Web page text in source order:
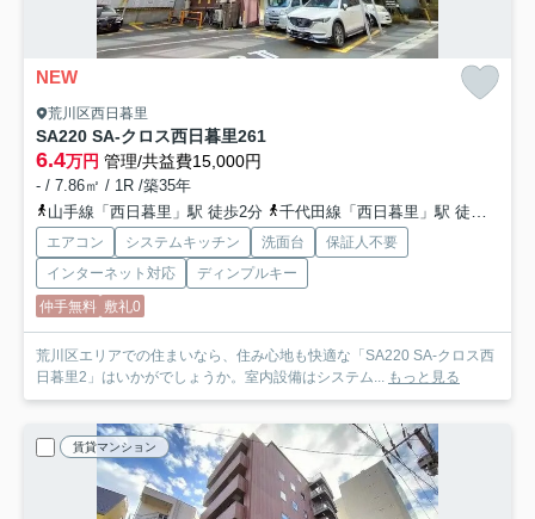
NEW
荒川区西日暮里
SA220 SA-クロス西日暮里261
6.4万円 管理/共益費15,000円
- / 7.86㎡ / 1R /築35年
山手線「西日暮里」駅 徒歩2分
千代田線「西日暮里」駅 徒歩2分
エアコン システムキッチン 洗面台
保証人不要
インターネット対応
ディンプルキー
仲手無料 敷礼0
荒川区エリアでの住まいなら、住み心地も快適な「SA220 SA-クロス西
日暮里2」はいかがでしょうか。室内設備はシステム...
もっと見る
賃貸マンション